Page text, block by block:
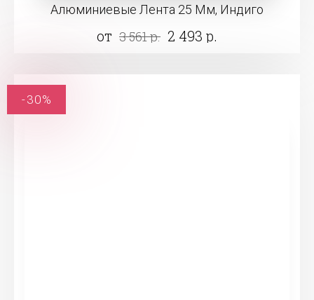
Алюминиевые Лента 25 Мм, Индиго
от 3 561 р. 2 493 р.
-30%